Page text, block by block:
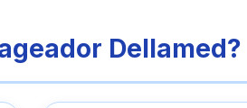
Dellamed?